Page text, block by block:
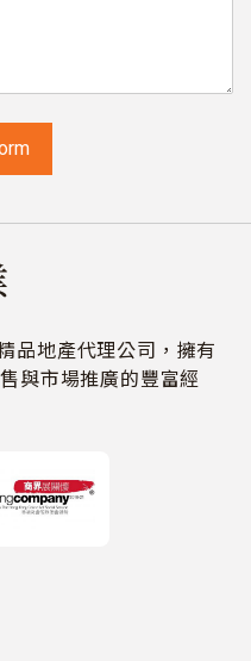
品地產代理公司，擁有
與市場推廣的豐富經